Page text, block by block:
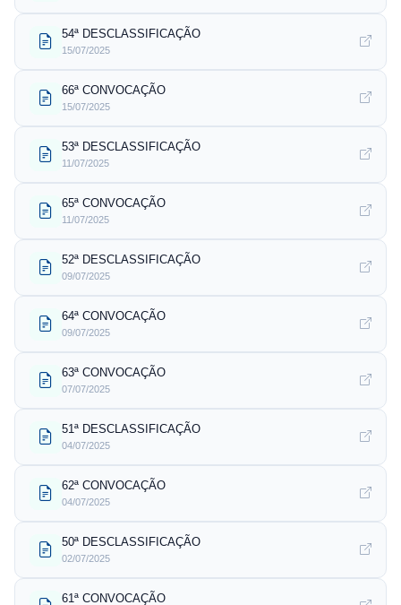
54ª DESCLASSIFICAÇÃO
15/07/2025
66ª CONVOCAÇÃO
15/07/2025
53ª DESCLASSIFICAÇÃO
11/07/2025
65ª CONVOCAÇÃO
11/07/2025
52ª DESCLASSIFICAÇÃO
09/07/2025
64ª CONVOCAÇÃO
09/07/2025
63ª CONVOCAÇÃO
07/07/2025
51ª DESCLASSIFICAÇÃO
04/07/2025
62ª CONVOCAÇÃO
04/07/2025
50ª DESCLASSIFICAÇÃO
02/07/2025
61ª CONVOCAÇÃO